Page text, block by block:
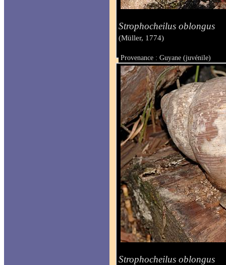
Strophocheilus oblongus
(Müller, 1774)
Provenance : Guyane (juvénile)
Taille :
Strophocheilus oblongus